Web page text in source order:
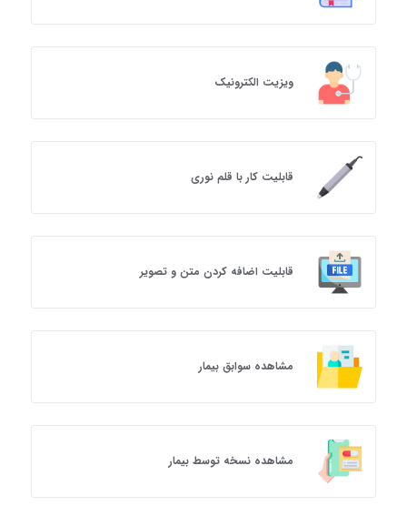
ویزیت الکترونیک
قابلیت کار با قلم نوری
قابلیت اضافه کردن متن و تصویر
مشاهده سوابق بیمار
مشاهده نسخه توسط بیمار